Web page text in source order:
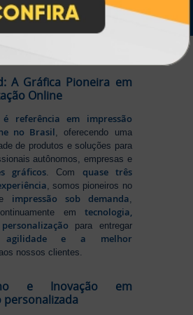
LTDA | CNPJ: 28.045.354/0002-52
Todos os direitos reservados.
A Gráfica Pioneira em
Online
referência em impressão
no Brasil, oferecendo uma
de produtos e soluções para
autônomos, empresas e
gráficos. Comquase três
, somos pioneiros no
impressão sob demanda,
em tecnologia,
para entregar
agilidade e a melhor
nossos clientes.
e Inovação em
personalizada